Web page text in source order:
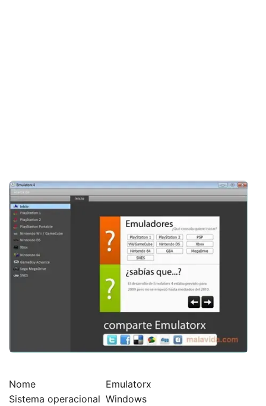
Nome
Emulatorx
Sistema operacional Windows